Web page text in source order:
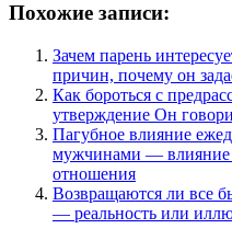
Похожие записи:
Зачем парень
причин, почему он
Как бороться с
утверждение Он
Пагубное влияние
мужчинами — влияние
отношения
Возвращаются ли все
— реальность или